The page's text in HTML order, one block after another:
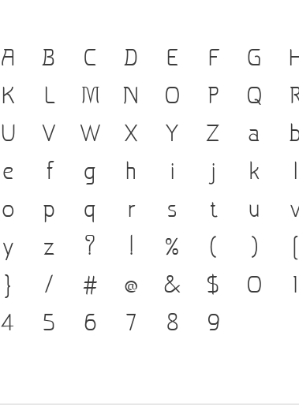
A B C D E F G
K
L M N O P Q
U
V W X Y Z a
e
f g h i j k l
o
p q r s t u
y
z ? ! % ( ) [
}
/ # @ & $ 0 1
4
5 6 7 8 9
ภาษา คือ เครื่องมือสำคัญที่ทำใ
ชาติดำรงอยู่ได้ ภาษา คือ สะพา
ของชนชาติ จากอดีตสู่ปัจจุบัน
เครื่องมือสำคัญที่ทำให้ภาษาดำร
แบบตัวพิมพ์ที่พัฒนาทันกระแสกา
เปลี่ยนแปลง คือ โครงสร้างแกร่
ที่เชื่อมตัวตนของชาติ จากปัจจุ